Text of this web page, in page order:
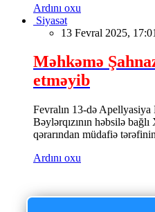
Ardını oxu
Siyasət
13 Fevral 2025, 17:01
Məhkəmə
etməyib
Fevralın 13-də
Bəylərqızının həbsilə
qərarından müdafiə
Ardını oxu